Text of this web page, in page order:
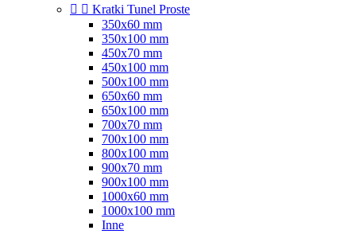
  Kratki Tunel Proste
350x60 mm
350x100 mm
450x70 mm
450x100 mm
500x100 mm
650x60 mm
650x100 mm
700x70 mm
700x100 mm
800x100 mm
900x70 mm
900x100 mm
1000x60 mm
1000x100 mm
Inne